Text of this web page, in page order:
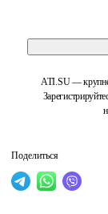
ATI.SU —
Поделиться